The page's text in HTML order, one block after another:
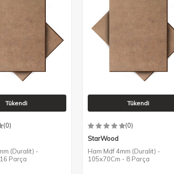
Tükendi
(0)
(Duralit) -
Parça
Tükendi
(0)
StarWood
Ham Mdf 4mm (Duralit) -
105x70Cm - 8 Parça